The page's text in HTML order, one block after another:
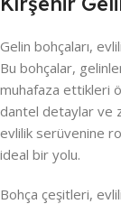
Gelin bohçaları,
Bu bohçalar,
muhafaza ettikleri
dantel detaylar ve
evlilik serüvenine
ideal bir yolu.
Bohça çeşitleri,